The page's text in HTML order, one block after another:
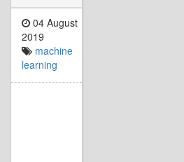
04 August
2019
machine
learning